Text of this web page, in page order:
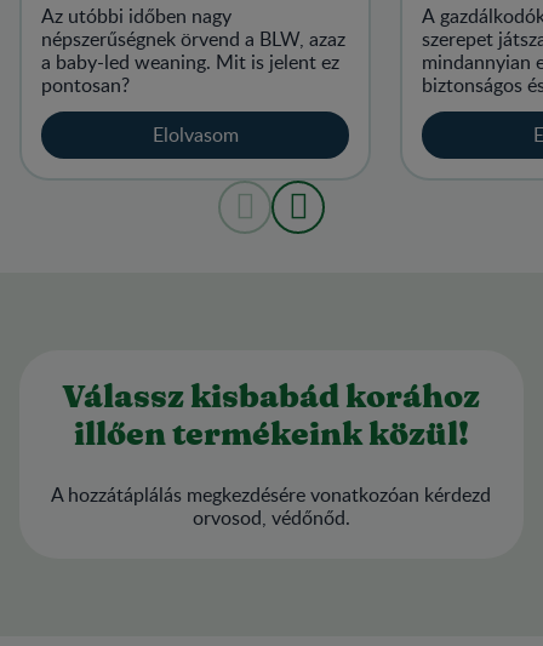
Az utóbbi időben nagy
népszerűségnek örvend a BLW, azaz
a baby-led weaning. Mit is jelent ez
pontosan?
Elolvasom
A
szerepet
mindannyian
biztonságos
Válassz kisbabád korához
illően termékeink közül!
A hozzátáplálás megkezdésére vonatkozóan kérdezd
orvosod, védőnőd.